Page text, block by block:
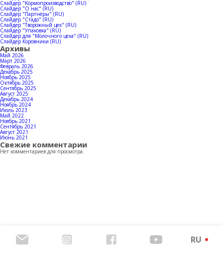
География продаж
Контакты
Слайдер "Кормопроизводство" (RU)
Слайдер "О нас" (RU)
Слайдер "Партнёры" (RU)
Слайдер "Стадо" (RU)
Слайдер "Творожный цех" (RU)
Слайдер "Упаковка" (RU)
Слайдер для "Молочного цеха" (RU)
Слайдер Коровники (RU)
Архивы
Май 2026
Март 2026
Февраль 2026
Декабрь 2025
Ноябрь 2025
Октябрь 2025
Сентябрь 2025
Август 2025
Декабрь 2024
Ноябрь 2024
Июль 2023
Май 2022
Ноябрь 2021
Сентябрь 2021
Август 2021
Июнь 2021
Свежие комментарии
Нет комментариев для просмотра.
RU